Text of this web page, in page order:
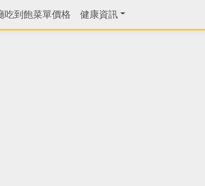
吃到飽菜單價格 健康資訊